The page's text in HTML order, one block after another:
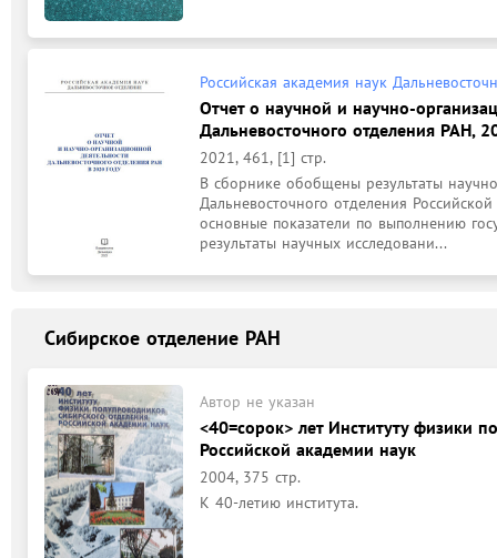
Российская академия наук
Отчет о научной и научно-
Дальневосточного отделения РАН,
2021, 461, [1] стр.
В сборнике обобщены результаты
Дальневосточного отделения
основные показатели по выполнению
результаты научных исследовани...
Сибирское отделение РАН
Автор не указан
<40=сорок> лет Институту физики
Российской академии наук
2004, 375 стр.
К 40-летию института.